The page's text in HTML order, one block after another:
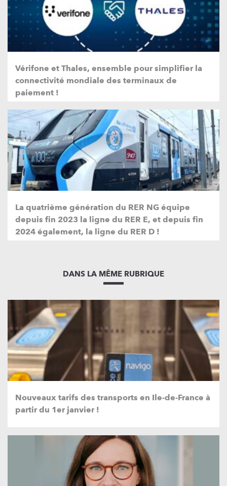
Vérifone et Thales, ensemble pour simplifier la
connectivité mondiale des terminaux de
paiement !
La quatrième génération du RER NG équipe
depuis fin 2023 la ligne du RER E, et depuis fin
2024 également, la ligne du RER D !
DANS LA MÊME RUBRIQUE
Nouveaux tarifs des transports en Ile-de-France à
partir du 1er janvier !